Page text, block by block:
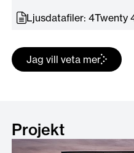
Ljusdatafiler: 4Twenty
Jag vill veta mer
Projekt